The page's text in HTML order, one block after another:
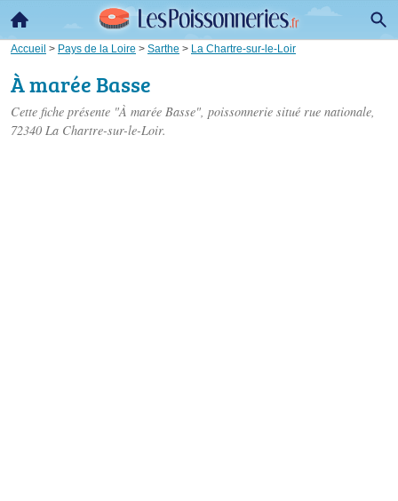
Accueil > Pays de la Loire > Sarthe > La Chartre-sur-le-Loir
À marée Basse
Cette fiche présente "À marée Basse", poissonnerie situé rue nationale,
72340 La Chartre-sur-le-Loir.